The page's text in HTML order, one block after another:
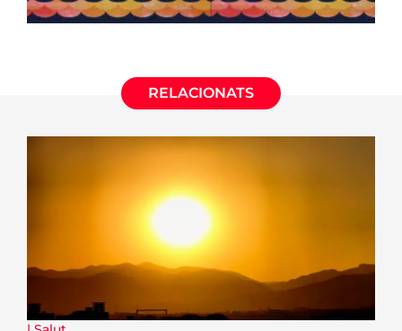
RELACIONATS